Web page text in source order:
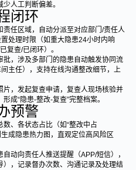
人工判断偏差。
闭环
任区域，自动分派至对应部门/责任人
置处理时限（如重大隐患24小时内响
复查/已闭环）。
，涉及多部门的隐患自动触发协同流
主任），支持在线沟通整改细节，上
，发起复查申请，复查人现场核验并
成“隐患-整改-复查”完整档案。
预警
、各状态占比（如“整改中占
成隐患热力图，直观定位高风险区
动向责任人推送提醒（APP/短信），
，记录督办次数、沟通记录及处理结